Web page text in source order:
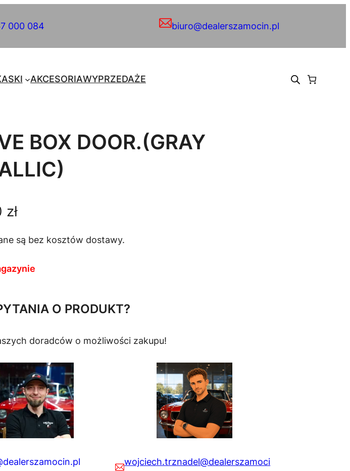
000 084 biuro@dealerszamocin.pl
AKCESORIAWYPRZEDAŻE
BOX DOOR.(GRAY
zł
są bez kosztów dostawy.
O PRODUKT?
doradców o możliwości zakupu!
wojciech.trznadel@dealerszamoci